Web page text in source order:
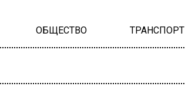
ОБЩЕСТВО ТРАНСПОРТ